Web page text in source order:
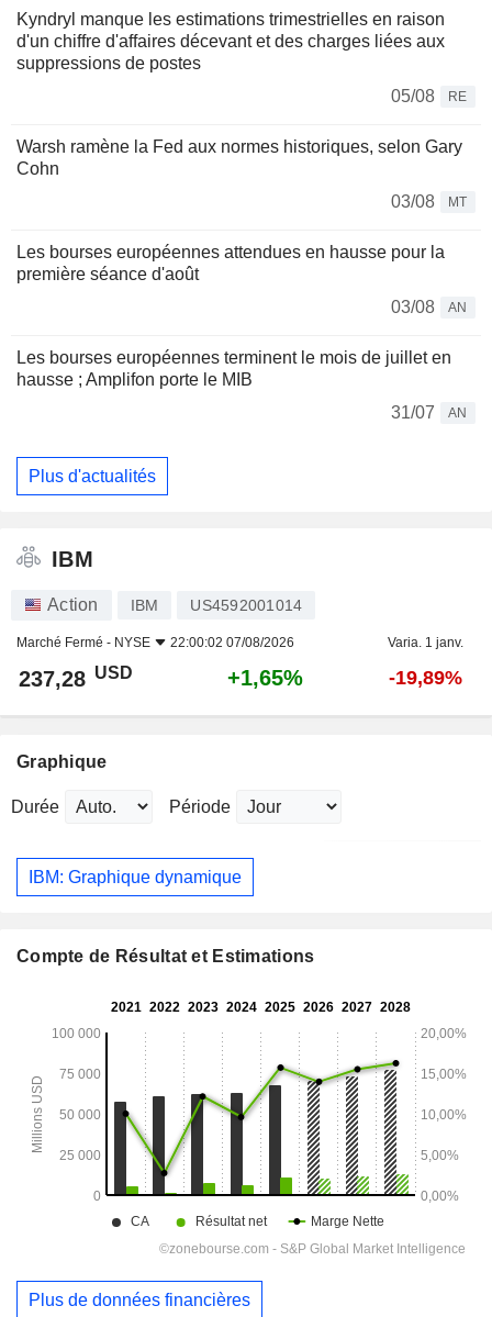
Kyndryl manque les estimations trimestrielles en raison
d'un chiffre d'affaires décevant et des charges liées aux
suppressions de postes
05/08
RE
Warsh ramène la Fed aux normes historiques, selon Gary
Cohn
03/08
MT
Les bourses européennes attendues en hausse pour la
première séance d'août
03/08
AN
Les bourses européennes terminent le mois de juillet en
hausse ; Amplifon porte le MIB
31/07
AN
Plus d'actualités
IBM
Action IBM US4592001014
Marché Fermé - NYSE 22:00:02 07/08/2026 Varia. 1 janv.
237,28 USD +1,65% -19,89%
Graphique
Durée Période
IBM: Graphique dynamique
Compte de Résultat et Estimations
Plus de données financières